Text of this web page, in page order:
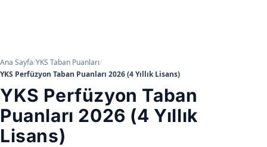
Ana Sayfa/YKS Taban Puanları/
YKS Perfüzyon Taban Puanları 2026 (4 Yıllık Lisans)
YKS Perfüzyon Taban
Puanları 2026 (4 Yıllık
Lisans)